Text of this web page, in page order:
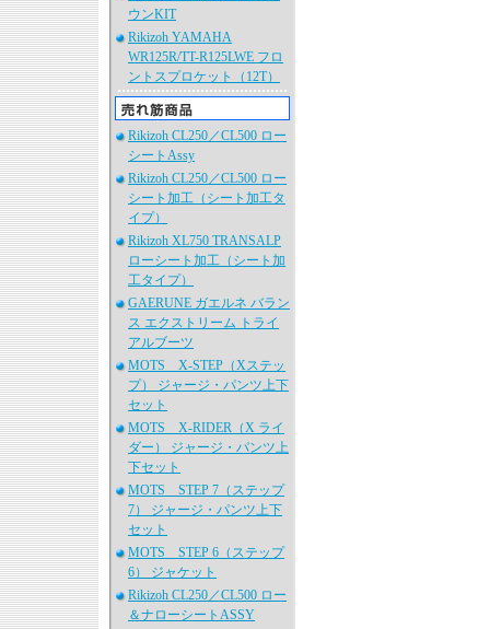
ウンKIT
Rikizoh YAMAHA
WR125R/TT-R125LWE フロ
ントスプロケット（12T）
Rikizoh CL250／CL500 ロー
シートAssy
Rikizoh CL250／CL500 ロー
シート加工（シート加工タ
イプ）
Rikizoh XL750 TRANSALP
ローシート加工（シート加
工タイプ）
GAERUNE ガエルネ バラン
ス エクストリーム トライ
アルブーツ
MOTS X-STEP（Xステッ
プ） ジャージ・パンツ上下
セット
MOTS X-RIDER（X ライ
ダー） ジャージ・パンツ上
下セット
MOTS STEP 7（ステップ
7） ジャージ・パンツ上下
セット
MOTS STEP 6（ステップ
6） ジャケット
Rikizoh CL250／CL500 ロー
＆ナローシートASSY